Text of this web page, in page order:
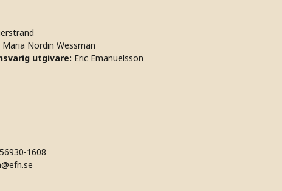
Maria Nordin Wessman
utgivare: Eric Emanuelsson
1608